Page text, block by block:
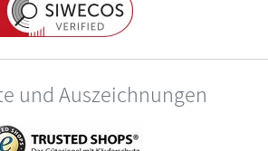
und Auszeichnungen